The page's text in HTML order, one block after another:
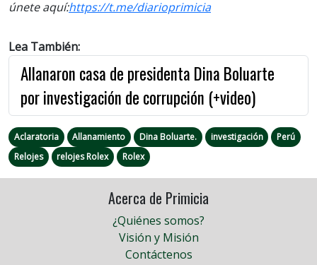
únete aquí:https://t.me/diarioprimicia
Lea También:
Allanaron casa de presidenta Dina Boluarte
por investigación de corrupción (+video)
Aclaratoria Allanamiento Dina Boluarte. investigación
Perú
Relojes
relojes Rolex Rolex
Acerca de Primicia
¿Quiénes somos?
Visión y Misión
Contáctenos